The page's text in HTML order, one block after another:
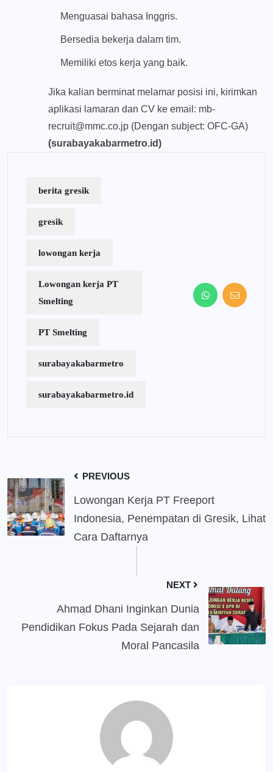
Menguasai bahasa Inggris.
Bersedia bekerja dalam tim.
Memiliki etos kerja yang baik.
Jika kalian berminat melamar posisi ini, kirimkan
aplikasi lamaran dan CV ke email: mb-
recruit@mmc.co.jp (Dengan subject: OFC-GA)
(surabayakabarmetro.id)
berita gresik
gresik
lowongan kerja
Lowongan kerja PT
Smelting
PT Smelting
surabayakabarmetro
surabayakabarmetro.id
PREVIOUS
Lowongan Kerja PT Freeport
Indonesia, Penempatan di Gresik, Lihat
Cara Daftarnya
NEXT
Ahmad Dhani Inginkan Dunia
Pendidikan Fokus Pada Sejarah dan
Moral Pancasila